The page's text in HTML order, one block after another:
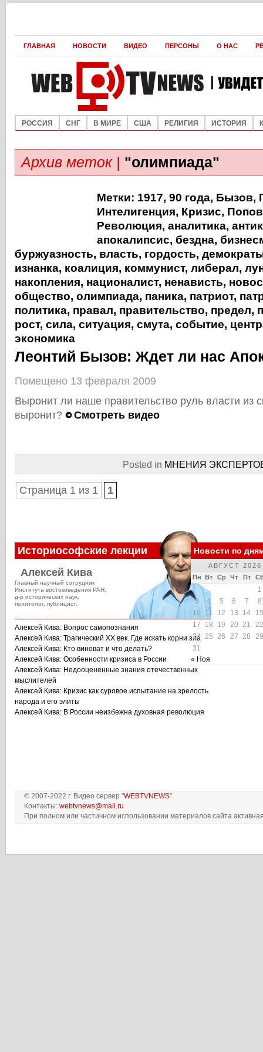
ГЛАВНАЯ НОВОСТИ ВИДЕО ПЕРСОНЫ О НАС
РОССИЯ СНГ В МИРЕ США РЕЛИГИЯ ИСТОРИЯ
Архив меток | "олимпиада"
Метки: 1917, 90 года, Бызов,
Интелигенция, Кризис, Попов
Революция, аналитика,
апокалипсис, бездна,
буржуазность, власть, гордость,
изнанка, коалиция, коммунист, либерал,
накопления, националист, ненависть,
общество, олимпиада, паника, патриот,
политика, правал, правительство, предел,
рост, сила, ситуация, смута, событие,
экономика
Леонтий Бызов: Ждет ли нас
Помещено 13 февраля 2009
Выронит ли наше правительство руль власти из
выронит?
Смотреть видео
Posted in МНЕНИЯ
Страница 1 из 1 1
Историософские лекции
Алексей Кива
Главный научный сотрудник
Института востоковедения РАН,
д-р исторических наук,
политолог, публицист.
Алексей Кива: Вопрос самопознания
Алексей Кива: Трагический XX век. Где искать корни зла
Алексей Кива: Кто виноват и что делать?
Алексей Кива: Особенности кризиса в России
Алексей Кива: Недооцененные знания отечественных
мыслителей
Алексей Кива: Кризис как суровое испытание на зрелость
народа и его элиты
Алексей Кива: В России неизбежна духовная революция
Новости по
АВГУСТ 2026
Пн Вт Ср Чт Пт
1
3
4 5 6 7
8
10
11 12 13 14
15
17
18 19 20 21
22
24 25 26 27 28
29
31
« Ноя
© 2007-2022 г. Видео сервер "WEBTVNEWS".
Контакты: webtvnews@mail.ru
При полном или частичном использовании материалов сайта